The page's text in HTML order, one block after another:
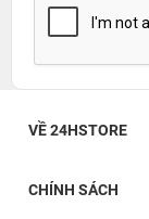
VỀ 24HSTORE
CHÍNH SÁCH